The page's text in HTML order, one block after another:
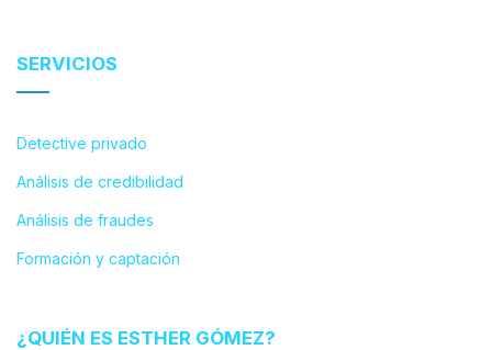
SERVICIOS
Detective privado
Análisis de credibilidad
Análisis de fraudes
Formación y captación
¿QUIÉN ES ESTHER GÓMEZ?